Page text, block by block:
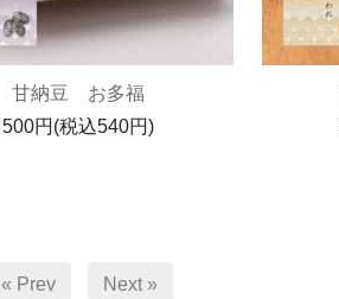
甘納豆 お多福
500円(税込540円)
« Prev Next »